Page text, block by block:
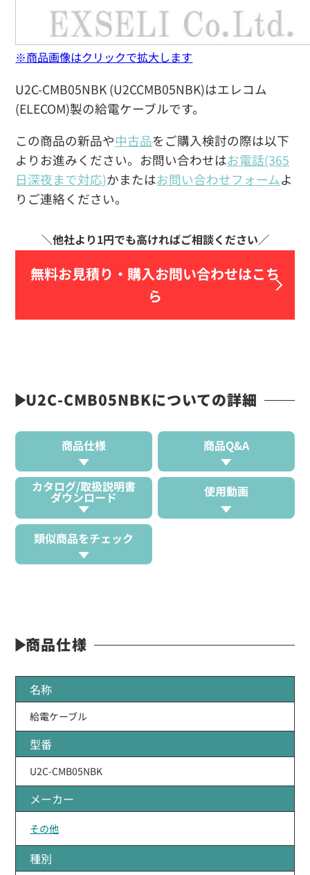
U2C-CMB05NBK (U2CCMB05NBK)はエレコム
(ELECOM)製の給電ケーブルです。
この商品の新品や中古品をご購入検討の際は以下
よりお進みください。お問い合わせはお電話(365
日深夜まで対応)かまたはお問い合わせフォームよ
りご連絡ください。
無料お見積り・ 購入お問い合わせはこち
ら
※商品画像はクリックで拡大します
U2C-CMB05NBKについての詳細
商品仕様 商品Q&A
カタログ/取扱説明書
ダウンロード 使用動画
類似商品をチェック
商品仕様
名称
給電ケーブル
型番
U2C-CMB05NBK
メーカー
その他
種別